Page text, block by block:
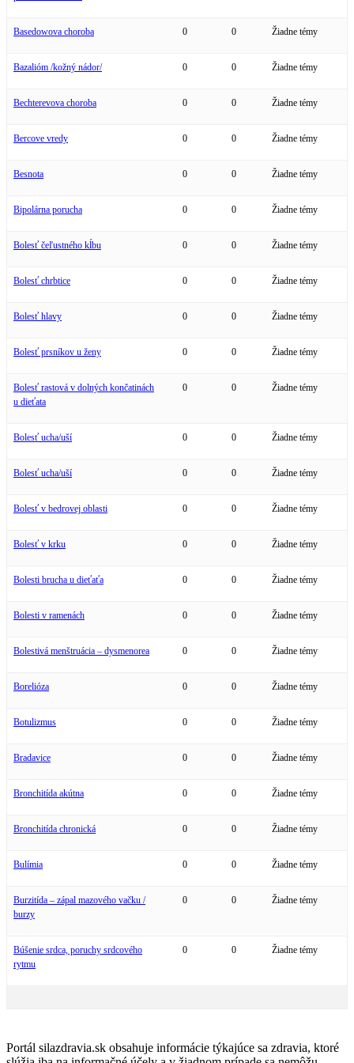
Basedowova choroba 0 0 Žiadne témy
Bazalióm /kožný nádor/ 0 0 Žiadne témy
Bechterevova choroba 0 0 Žiadne témy
Bercove vredy 0 0 Žiadne témy
Besnota 0 0 Žiadne témy
Bipolárna porucha 0 0 Žiadne témy
Bolesť čeľustného kĺbu 0 0 Žiadne témy
Bolesť chrbtice 0 0 Žiadne témy
Bolesť hlavy 0 0 Žiadne témy
Bolesť prsníkov u ženy 0 0 Žiadne témy
Bolesť rastová v dolných končatinách
u dieťata
0 0 Žiadne témy
Bolesť ucha/uší 0 0 Žiadne témy
Bolesť ucha/uší 0 0 Žiadne témy
Bolesť v bedrovej oblasti 0 0 Žiadne témy
Bolesť v krku 0 0 Žiadne témy
Bolesti brucha u dieťaťa 0 0 Žiadne témy
Bolesti v ramenách 0 0 Žiadne témy
Bolestivá menštruácia – dysmenorea 0 0 Žiadne témy
Borelióza 0 0 Žiadne témy
Botulizmus 0 0 Žiadne témy
Bradavice 0 0 Žiadne témy
Bronchitída akútna 0 0 Žiadne témy
Bronchitída chronická 0 0 Žiadne témy
Bulímia 0 0 Žiadne témy
Burzitída – zápal mazového vačku /
burzy
0 0 Žiadne témy
Búšenie srdca, poruchy srdcového
rytmu
0 0 Žiadne témy
Portál silazdravia.sk obsahuje informácie týkajúce sa zdravia, ktoré